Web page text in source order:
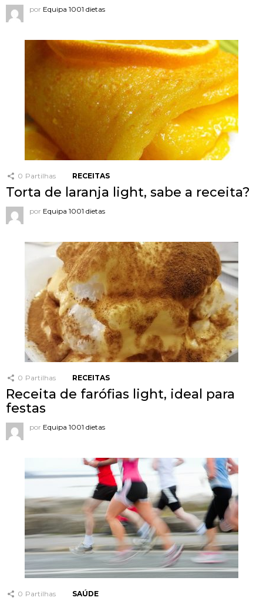
por Equipa 1001 dietas
0 Partilhas RECEITAS
Torta de laranja light, sabe a receita?
por Equipa 1001 dietas
0 Partilhas RECEITAS
Receita de farófias light, ideal para
festas
por Equipa 1001 dietas
0 Partilhas SAÚDE